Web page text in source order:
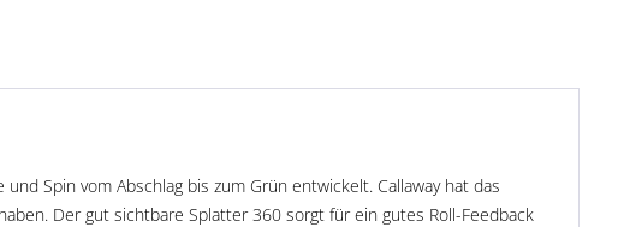
Spin vom Abschlag bis zum Grün entwickelt. Callaway hat das
Der gut sichtbare Splatter 360 sorgt für ein gutes Roll-Feedback